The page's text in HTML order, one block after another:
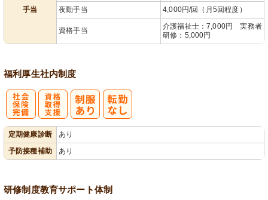
手当
夜勤手当
4,000円/回（月5回程度）
資格手当
介護福祉士：7,000円 実務者
研修：5,000円
福利厚生社内制度
定期健康診断
あり
予防接種補助
あり
研修制度教育サポート体制